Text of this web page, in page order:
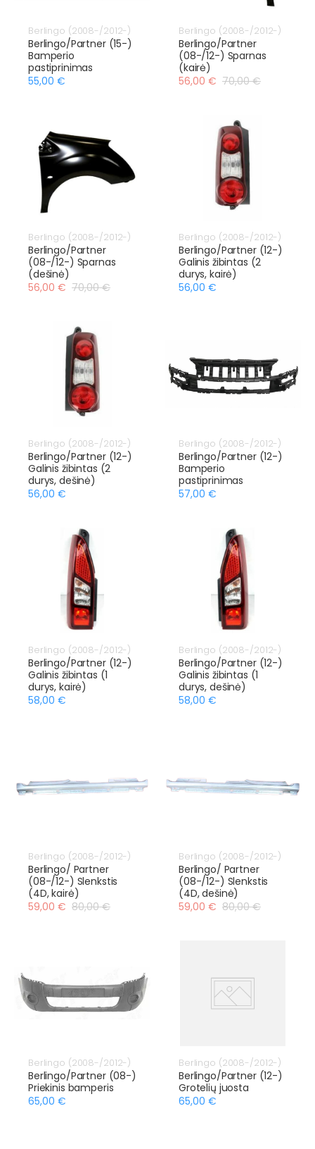
Berlingo (2008-/2012-)
Berlingo/Partner (15-)
Bamperio
pastiprinimas
55,00 €
Berlingo (2008-/2012-)
Berlingo/Partner
(08-/12-) Sparnas
(kairė)
56,00 € 70,00 €
Berlingo (2008-/2012-)
Berlingo/Partner
(08-/12-) Sparnas
(dešinė)
56,00 € 70,00 €
Berlingo (2008-/2012-)
Berlingo/Partner (12-)
Galinis žibintas (2
durys, kairė)
56,00 €
Berlingo (2008-/2012-)
Berlingo/Partner (12-)
Galinis žibintas (2
durys, dešinė)
56,00 €
Berlingo (2008-/2012-)
Berlingo/Partner (12-)
Bamperio
pastiprinimas
57,00 €
Berlingo (2008-/2012-)
Berlingo/Partner (12-)
Galinis žibintas (1
durys, kairė)
58,00 €
Berlingo (2008-/2012-)
Berlingo/Partner (12-)
Galinis žibintas (1
durys, dešinė)
58,00 €
Berlingo (2008-/2012-)
Berlingo/ Partner
(08-/12-) Slenkstis
(4D, kairė)
59,00 € 80,00 €
Berlingo (2008-/2012-)
Berlingo/ Partner
(08-/12-) Slenkstis
(4D, dešinė)
59,00 € 80,00 €
Berlingo (2008-/2012-)
Berlingo/Partner (08-)
Priekinis bamperis
65,00 €
Berlingo (2008-/2012-)
Berlingo/Partner (12-)
Grotelių juosta
65,00 €